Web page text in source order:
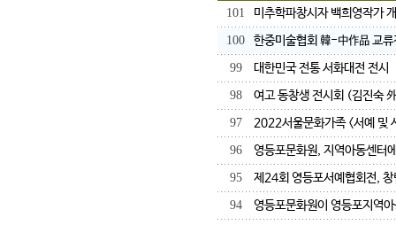
101 미추학파창시자 백희영작가
100 한중미술협회 韓-中作品 교류
99 대한민국 전통 서화대전 전시
98 여고 동창생 전시회 (김진숙
97 2022서울문화가족 <서예 및
96 영등포문화원, 지역아동센터
95 제24회 영등포서예협회전,
94 영등포문화원이 영등포지역